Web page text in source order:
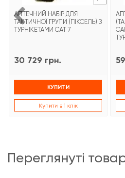
АПТЕЧНИЙ НАБІР ДЛЯ
ТАКТИЧНОЇ ГРУПИ (ПІКСЕЛЬ) З
ТУРНІКЕТАМИ CAT 7
30 729 грн.
КУПИТИ
Купити в 1 клік
переглянуті